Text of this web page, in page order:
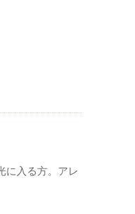
に入る方。アレ